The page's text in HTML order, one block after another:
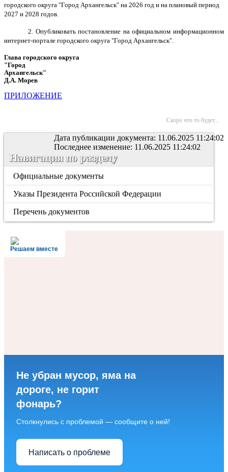
городского округа "Город Архангельск" на 2026 год и на плановый период
2027 и 2028 годов.
2. Опубликовать постановление на официальном информационном
интернет-портале городского округа "Город Архангельск".
Глава городского округа
"Город
Архангельск"
Д.А. Морев
ПРИЛОЖЕНИЕ
Скоро что то будет...
Дата публикации документа: 11.06.2025 11:24:02
Последнее изменение: 11.06.2025 11:24:02
Навигация по разделу
Официальные документы
Указы Президента Российской Федерации
Перечень документов
Решаем вместе
Не убран мусор, яма на
дороге, не горит
фонарь?
Столкнулись с проблемой — сообщите о ней!
Написать о проблеме